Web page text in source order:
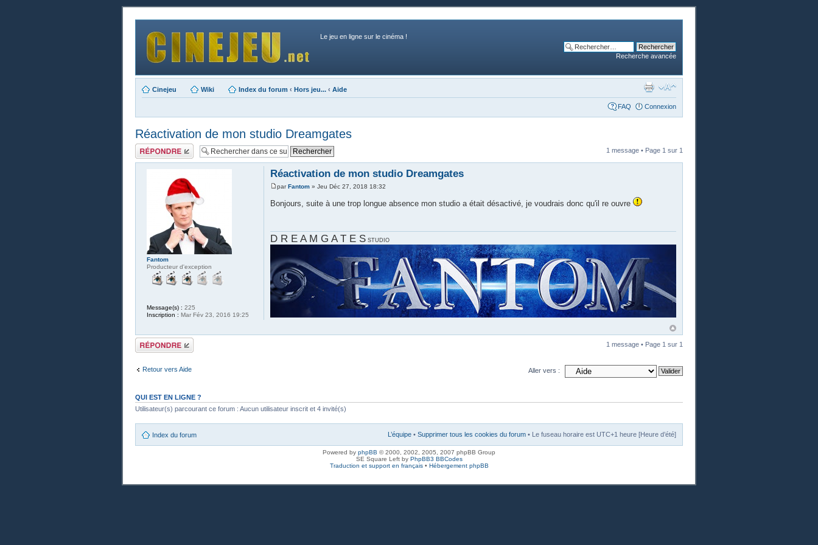
Le jeu en ligne sur le cinéma !
Recherche avancée
Cinejeu Wiki Index du forum ‹ Hors jeu... ‹ Aide
FAQ Connexion
Réactivation de mon studio Dreamgates
Publier une
réponse
1 message • Page 1 sur 1
Réactivation de mon studio Dreamgates
parFantom» Jeu Déc 27, 2018 18:32
Bonjours, suite à une trop longue absence mon studio a était désactivé, je voudrais donc qu'il re ouvre
D R E A M G A T E S STUDIO
Fantom
Producteur d'exception
Message(s) : 225
Inscription : Mar Fév 23, 2016 19:25
Publier une
réponse
1 message • Page 1 sur 1
Retour vers Aide Aller vers :
QUI EST EN LIGNE ?
Utilisateur(s) parcourant ce forum : Aucun utilisateur inscrit et 4 invité(s)
Index du forum L’équipe • Supprimer tous les cookies du forum • Le fuseau horaire est UTC+1 heure [Heure d’été]
Powered by phpBB © 2000, 2002, 2005, 2007 phpBB Group
SE Square Left by PhpBB3 BBCodes
Traduction et support en français• Hébergement phpBB